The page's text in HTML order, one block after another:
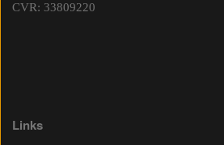
CVR: 33809220
Links